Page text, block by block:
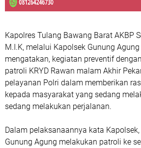
Kapolres Tulang Bawang Barat AKBP
M.I.K, melalui Kapolsek Gunung
mengatakan, kegiatan preventif
patroli KRYD Rawan malam Akhir
pelayanan Polri dalam memberikan
kepada masyarakat yang sedang
sedang melakukan perjalanan.
Dalam pelaksanaannya kata
Gunung Agung melakukan patroli ke